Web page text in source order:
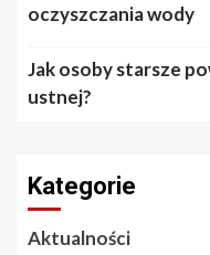
oczyszczania wody
Jak osoby starsze
ustnej?
Kategorie
Aktualności